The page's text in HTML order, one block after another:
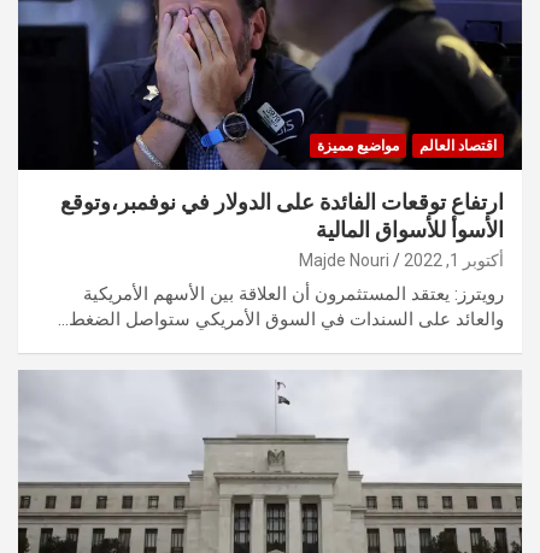
اقتصاد العالم مواضيع مميزة
ارتفاع توقعات الفائدة على الدولار في نوفمبر،وتوقع
الأسوأ للأسواق المالية
أكتوبر 1, 2022 Majde Nouri
رويترز: يعتقد المستثمرون أن العلاقة بين الأسهم الأمريكية
والعائد على السندات في السوق الأمريكي ستواصل الضغط…